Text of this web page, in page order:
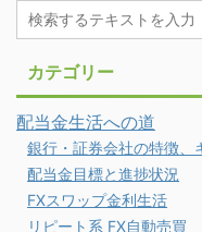
カテゴリー
配当金生活への道
銀行・証券会社の特徴、
配当金目標と進捗状況
FXスワップ金利生活
リピート系 FX自動売買